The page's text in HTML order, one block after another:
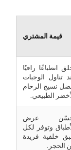
قيمة المشتري
انطباعًا راقيًا
تناول الوجبات
نسيج الرخام
الطبيعي.
عرض
وتوفر لكل
خلفية فريدة
الحجر.